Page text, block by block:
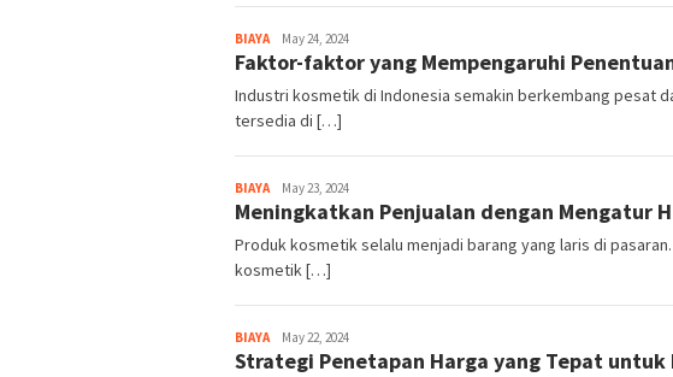
BIAYAHarga
May 24, 2024
Faktor-faktor yang Mempengaruhi
Industri kosmetik di Indonesia semakin berkembang pesat
tersedia di […]
BIAYAHarga
May 23, 2024
Meningkatkan Penjualan dengan Mengatur
Produk kosmetik selalu menjadi barang yang laris di
kosmetik […]
BIAYAHarga
May 22, 2024
Strategi Penetapan Harga yang Tepat